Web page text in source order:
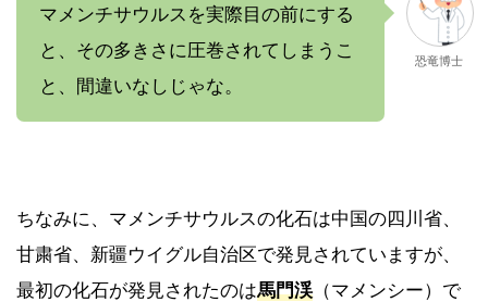
マメンチサウルスを実際目の前にする
と、その多きさに圧巻されてしまうこ
と、間違いなしじゃな。
恐竜博士
ちなみに、マメンチサウルスの化石は中国の四川省、
甘粛省、新疆ウイグル自治区で発見されていますが、
最初の化石が発見されたのは馬門渓（マメンシー）で